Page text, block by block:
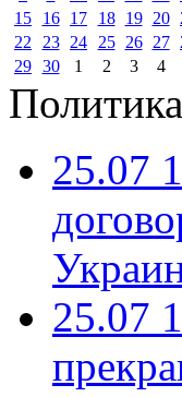
15
16 17 18 19 20
22
23 24 25 26 27
29 30 1 2 3 4
Политика
25.07
25.07